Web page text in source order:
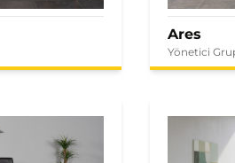
Ares
Yönetici